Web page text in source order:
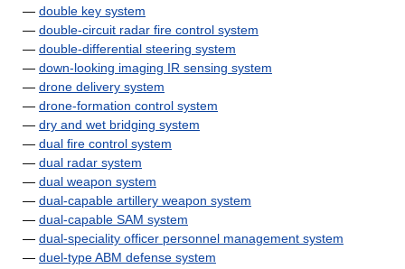
— double key system
— double-circuit radar fire control system
— double-differential steering system
— down-looking imaging IR sensing system
— drone delivery system
— drone-formation control system
— dry and wet bridging system
— dual fire control system
— dual radar system
— dual weapon system
— dual-capable artillery weapon system
— dual-capable SAM system
— dual-speciality officer personnel management system
— duel-type ABM defense system